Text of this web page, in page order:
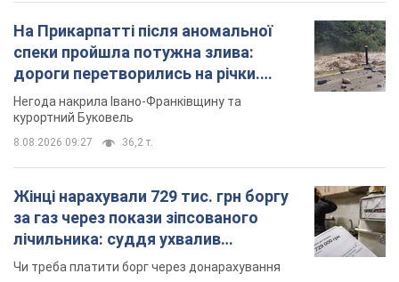
На Прикарпатті після аномальної
спеки пройшла потужна злива:
дороги перетворились на річки.
Відео
Негода накрила Івано-Франківщину та
курортний Буковель
8.08.2026 09:27 36,2 т.
Жінці нарахували 729 тис. грн боргу
за газ через покази зіпсованого
лічильника: суддя ухвалив
неочікуване рішення
Чи треба платити борг через донарахування